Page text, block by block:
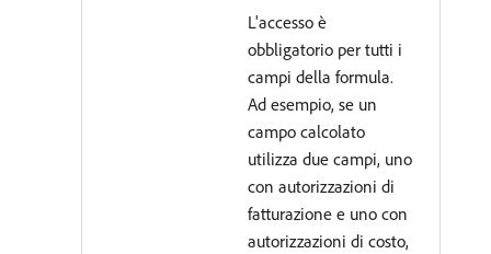
L'accesso è
obbligatorio per tutti i
campi della formula.
Ad esempio, se un
campo calcolato
utilizza due campi, uno
con autorizzazioni di
fatturazione e uno con
autorizzazioni di costo,